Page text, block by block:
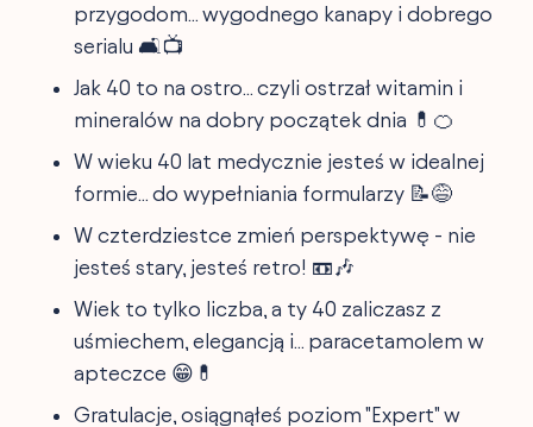
przygodom... wygodnego kanapy i dobrego
serialu 🛋️📺
Jak 40 to na ostro... czyli ostrzał witamin i
mineralów na dobry początek dnia 💊🍊
W wieku 40 lat medycznie jesteś w idealnej
formie... do wypełniania formularzy 📝😅
W czterdziestce zmień perspektywę - nie
jesteś stary, jesteś retro! 📼🎶
Wiek to tylko liczba, a ty 40 zaliczasz z
uśmiechem, elegancją i... paracetamolem w
apteczce 😁💊
Gratulacje, osiągnąłeś poziom "Expert" w